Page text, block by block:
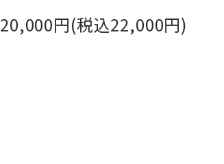
20,000円(税込22,000円)